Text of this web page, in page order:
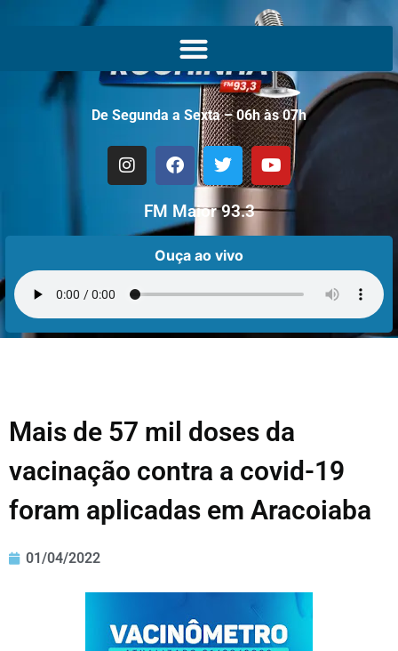
De Segunda a Sexta – 06h às 07h
FM Maior 93.3
Ouça ao vivo
Mais de 57 mil doses da
vacinação contra a covid-19
foram aplicadas em Aracoiaba
01/04/2022